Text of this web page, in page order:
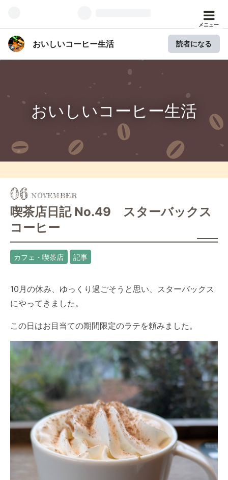
おいしいコーヒー生活 読者になる
おいしいコーヒー生活
メニュー
06
喫茶店日記 No.49 スターバックス
コーヒー
カフェ・喫茶店 記事
10月の休み、ゆっくり過ごそうと思い、スターバックス
にやってきました。
この日はお目当ての期間限定のラテを頼みました。